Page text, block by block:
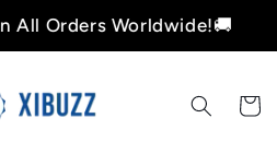
All Orders Worldwide!🚚
Panier